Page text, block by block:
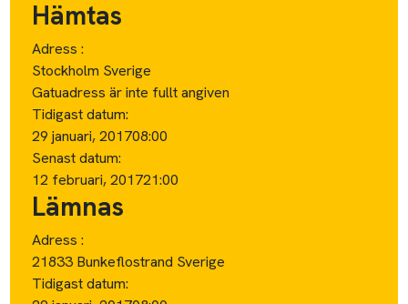
Hämtas
Adress :
Stockholm Sverige
Gatuadress är inte fullt angiven
Tidigast datum:
29 januari, 201708:00
Senast datum:
12 februari, 201721:00
Lämnas
Adress :
21833 Bunkeflostrand Sverige
Tidigast datum: